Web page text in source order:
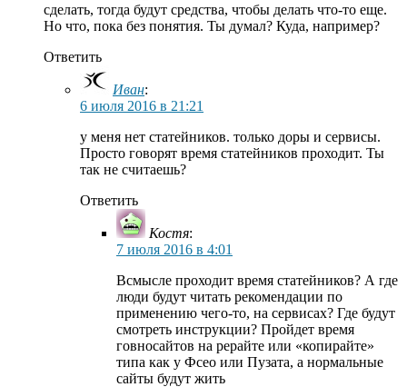
сделать, тогда будут средства, чтобы делать что-то еще.
Но что, пока без понятия. Ты думал? Куда, например?
Ответить
Иван:
6 июля 2016 в 21:21
у меня нет статейников. только доры и сервисы.
Просто говорят время статейников проходит. Ты
так не считаешь?
Ответить
Костя:
7 июля 2016 в 4:01
Всмысле проходит время статейников? А где
люди будут читать рекомендации по
применению чего-то, на сервисах? Где будут
смотреть инструкции? Пройдет время
говносайтов на рерайте или «копирайте»
типа как у Фсео или Пузата, а нормальные
сайты будут жить